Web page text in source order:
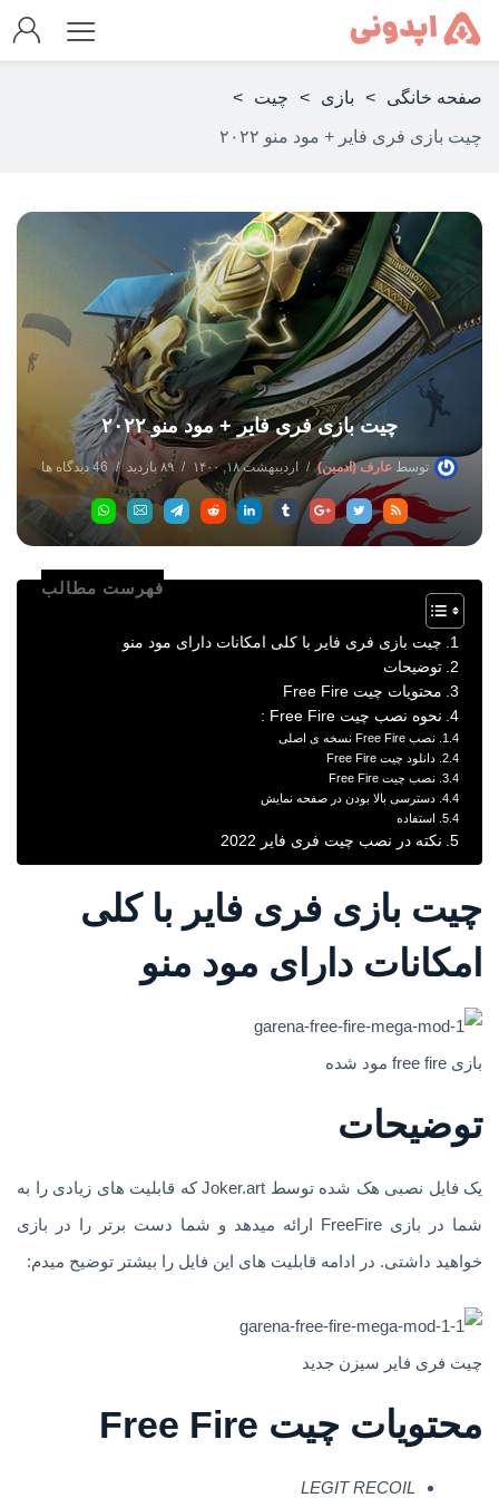
صفحه خانگی > بازی > چیت >
چیت بازی فری فایر + مود منو ۲۰۲۲
چیت بازی فری فایر + مود منو ۲۰۲۲
توسط عارف (ادمین) اردیبهشت ۱۸, ۱۴۰۰ ۸۹ بازدید 46 دیدگاه ها
فهرست مطالب
چیت بازی فری فایر با کلی امکانات دارای مود منو
توضیحات
محتویات چیت Free Fire
نحوه نصب چیت Free Fire :
نصب Free Fire نسخه ی اصلی
دانلود چیت Free Fire
نصب چیت Free Fire
دسترسی بالا بودن در صفحه نمایش
استفاده
نکته در نصب چیت فری فایر 2022
چیت بازی فری فایر با کلی
امکانات دارای مود منو
بازی free fire مود شده
توضیحات
یک فایل نصبی هک شده توسط Joker.art که قابلیت های زیادی را به
شما در بازی FreeFire ارائه میدهد و شما دست برتر را در بازی
خواهید داشتی. در ادامه قابلیت های این فایل را بیشتر توضیح میدم:
چیت فری فایر سیزن جدید
محتویات چیت Free Fire
LEGIT RECOIL